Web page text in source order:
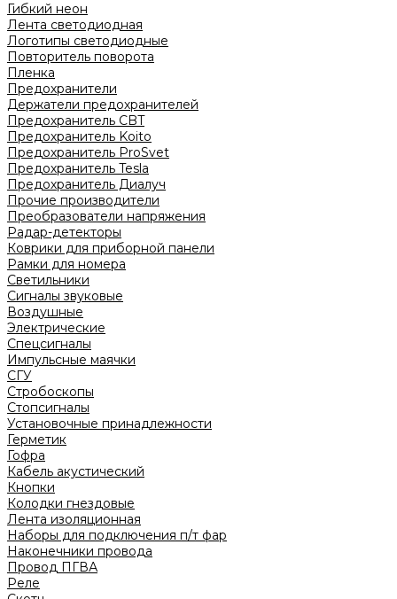
Гибкий неон
Лента светодиодная
Логотипы светодиодные
Повторитель поворота
Пленка
Предохранители
Держатели предохранителей
Предохранитель CBT
Предохранитель Koito
Предохранитель ProSvet
Предохранитель Tesla
Предохранитель Диалуч
Прочие производители
Преобразователи напряжения
Радар-детекторы
Коврики для приборной панели
Рамки для номера
Светильники
Сигналы звуковые
Воздушные
Электрические
Спецсигналы
Импульсные маячки
СГУ
Стробоскопы
Стопсигналы
Установочные принадлежности
Герметик
Гофра
Кабель акустический
Кнопки
Колодки гнездовые
Лента изоляционная
Наборы для подключения п/т фар
Наконечники провода
Провод ПГВА
Реле